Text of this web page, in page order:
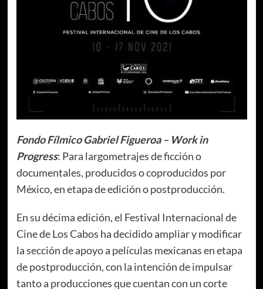
Fondo Fílmico Gabriel Figueroa – Work in
Progress: Para largometrajes de ficción o
documentales, producidos o coproducidos por
México, en etapa de edición o postproducción.
En su décima edición, el Festival Internacional de
Cine de Los Cabos ha decidido ampliar y modificar
la sección de apoyo a películas mexicanas en etapa
de postproducción, con la intención de impulsar
tanto a producciones que cuentan con un corte